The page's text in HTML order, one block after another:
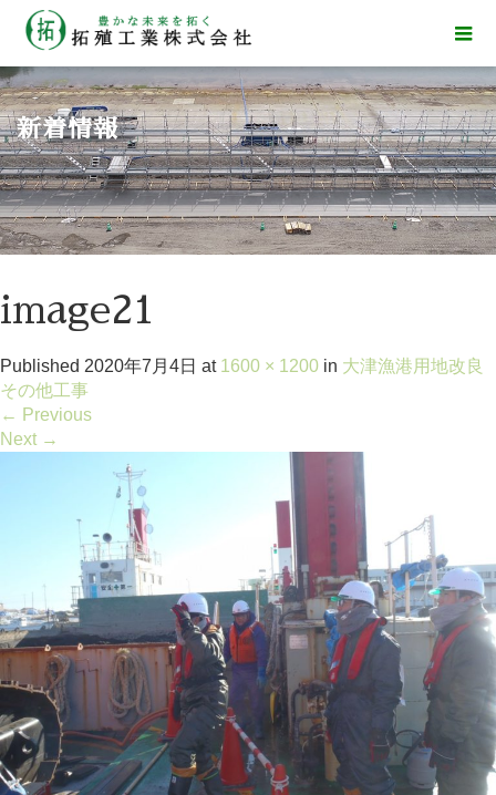
新着情報
image21
Published 2020年7月4日 at 1600 × 1200 in 大津漁港用地改良
その他工事
← Previous
Next →